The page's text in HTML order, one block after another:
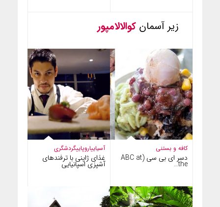
زیر آسمان کوالالامپور
آسیاییاروپاییگردشگری
غذای ژاپنی با ترفندهای
آشپزی اسپانیایی
کافه و بستنی
دسر ای بی سی (ABC at
the…